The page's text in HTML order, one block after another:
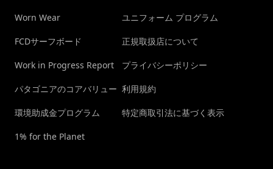
Worn Wear
FCDサーフボード
Work in Progress Report
パタゴニアのコアバリュー
環境助成金プログラム
1% for the Planet
ユニフォーム プログラム
正規取扱店について
プライバシーポリシー
利用規約
特定商取引法に基づく表示